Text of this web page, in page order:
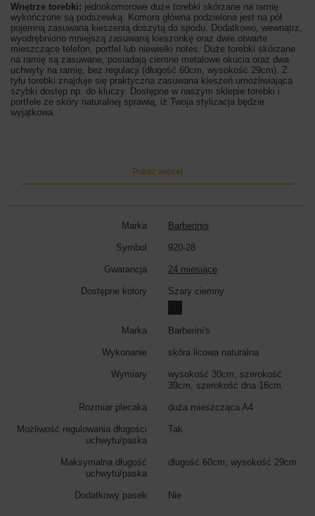
Wnętrze torebki: jednokomorowe duże torebki skórzane na ramię
wykończone są podszewką. Komora główna podzielona jest na pół
pojemną zasuwaną kieszenią doszytą do spodu. Dodatkowo, wewnątrz,
wyodrębniono mniejszą zasuwaną kieszonkę oraz dwie otwarte
mieszczące telefon, portfel lub niewielki notes. Duże torebki skórzane
na ramię są zasuwane, posiadają ciemne metalowe okucia oraz dwa
uchwyty na ramię, bez regulacji (długość 60cm, wysokość 29cm). Z
tyłu torebki znajduje się praktyczna zasuwana kieszeń umożliwiająca
szybki dostęp np. do kluczy. Dostępne w naszym sklepie torebki i
portfele ze skóry naturalnej sprawią, iż Twoja stylizacja będzie
wyjątkowa.
Pokaż więcej
Marka Barberinis
Symbol 920-28
Gwarancja 24 miesiące
Dostępne kolory Szary ciemny
Marka Barberini's
Wykonanie skóra licowa naturalna
Wymiary
wysokość 30cm, szerokość
39cm, szerokość dna 16cm
Rozmiar plecaka duża mieszcząca A4
Możliwość regulowania długości
uchwytu/paska
Tak
Maksymalna długość
uchwytu/paska
długość 60cm; wysokość 29cm
Dodatkowy pasek Nie